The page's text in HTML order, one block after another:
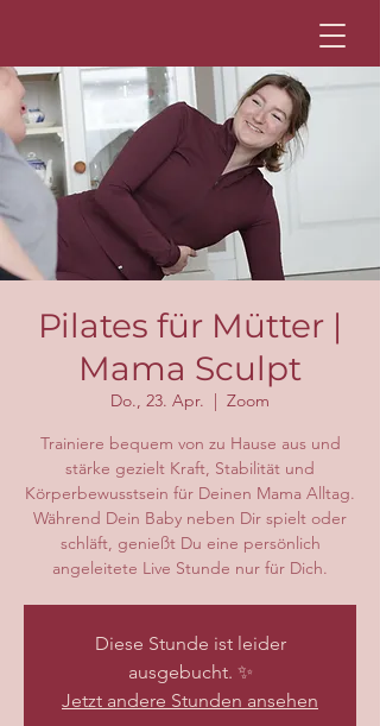
Pilates für Mütter |
Mama Sculpt
Do., 23. Apr.
  |
Zoom
Trainiere bequem von zu Hause aus und
stärke gezielt Kraft, Stabilität und
Körperbewusstsein für Deinen Mama Alltag.
Während Dein Baby neben Dir spielt oder
schläft, genießt Du eine persönlich
angeleitete Live Stunde nur für Dich.
Diese Stunde ist leider
ausgebucht. ✨
Jetzt andere Stunden ansehen